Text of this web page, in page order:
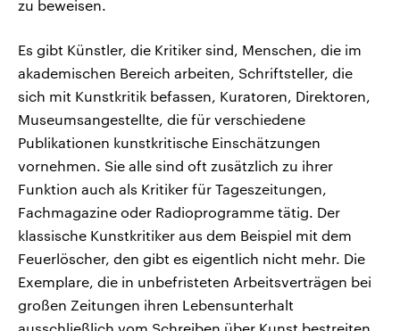
zu beweisen.
Es gibt Künstler, die Kritiker sind, Menschen, die im
akademischen Bereich arbeiten, Schriftsteller, die
sich mit Kunstkritik befassen, Kuratoren, Direktoren,
Museumsangestellte, die für verschiedene
Publikationen kunstkritische Einschätzungen
vornehmen. Sie alle sind oft zusätzlich zu ihrer
Funktion auch als Kritiker für Tageszeitungen,
Fachmagazine oder Radioprogramme tätig. Der
klassische Kunstkritiker aus dem Beispiel mit dem
Feuerlöscher, den gibt es eigentlich nicht mehr. Die
Exemplare, die in unbefristeten Arbeitsverträgen bei
großen Zeitungen ihren Lebensunterhalt